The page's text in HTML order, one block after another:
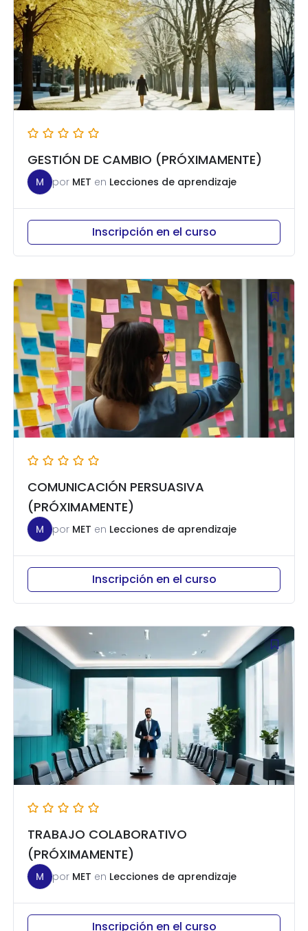
GESTIÓN DE CAMBIO (PRÓXIMAMENTE)
M por MET en Lecciones de aprendizaje
Inscripción en el curso
COMUNICACIÓN PERSUASIVA
(PRÓXIMAMENTE)
M por MET en Lecciones de aprendizaje
Inscripción en el curso
TRABAJO COLABORATIVO
(PRÓXIMAMENTE)
M por MET en Lecciones de aprendizaje
Inscripción en el curso